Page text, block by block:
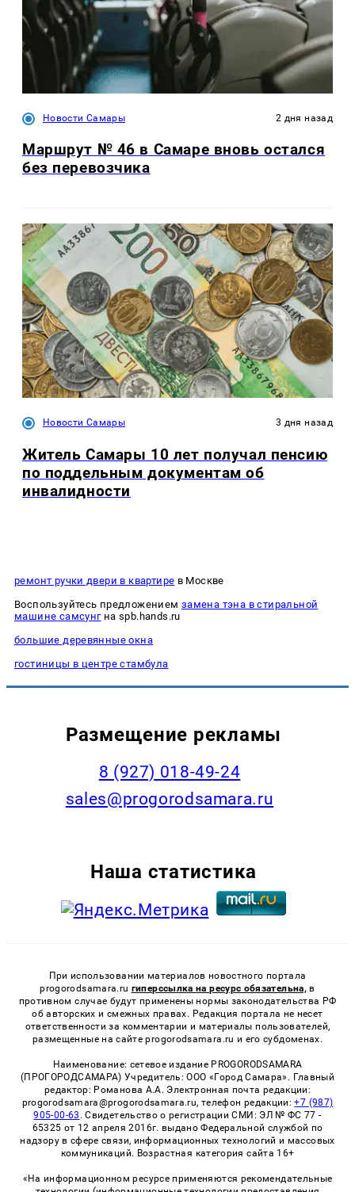
Новости Самары 2 дня назад
Маршрут № 46 в Самаре вновь остался
без перевозчика
Новости Самары 3 дня назад
Житель Самары 10 лет получал пенсию
по поддельным документам об
инвалидности
ремонт ручки двери в квартире в Москве
Воспользуйтесь предложением замена тэна в стиральной
машине самсунгна spb.hands.ru
большие деревянные окна
гостиницы в центре стамбула
Размещение рекламы
8 (927) 018-49-24
sales@progorodsamara.ru
Наша статистика
При использовании материалов новостного портала
progorodsamara.ru гиперссылка на ресурс обязательна, в
противном случае будут применены нормы законодательства РФ
об авторских и смежных правах. Редакция портала не несет
ответственности за комментарии и материалы пользователей,
размещенные на сайте progorodsamara.ru и его субдоменах.
Наименование: сетевое издание PROGORODSAMARA
(ПРОГОРОДСАМАРА) Учредитель: ООО «Город Самара». Главный
редактор: Романова А.А. Электронная почта редакции:
progorodsamara@progorodsamara.ru, телефон редакции:+7 (987)
905-00-63 . Свидетельство о регистрации СМИ: ЭЛ № ФС 77 -
65325 от 12 апреля 2016г. выдано Федеральной службой по
надзору в сфере связи, информационных технологий и массовых
коммуникаций. Возрастная категория сайта 16+
«На информационном ресурсе применяются рекомендательные